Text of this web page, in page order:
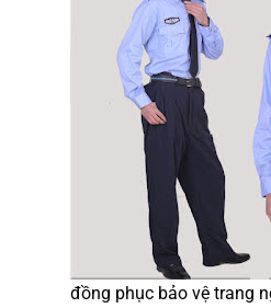
đồng phục bảo vệ trang